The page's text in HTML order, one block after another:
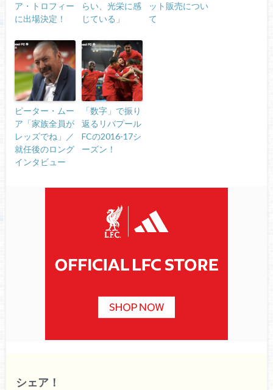
ア・トロフィー
に出場決定！
らい、光栄に感
じている」
ット販売につい
て
ピーター・ムー
ア「家族全員が
レッズでね」／
就任後のロング
インタビュー
「数字」で振り
返るリバプール
FCの2016-17シ
ーズン！
シェア！